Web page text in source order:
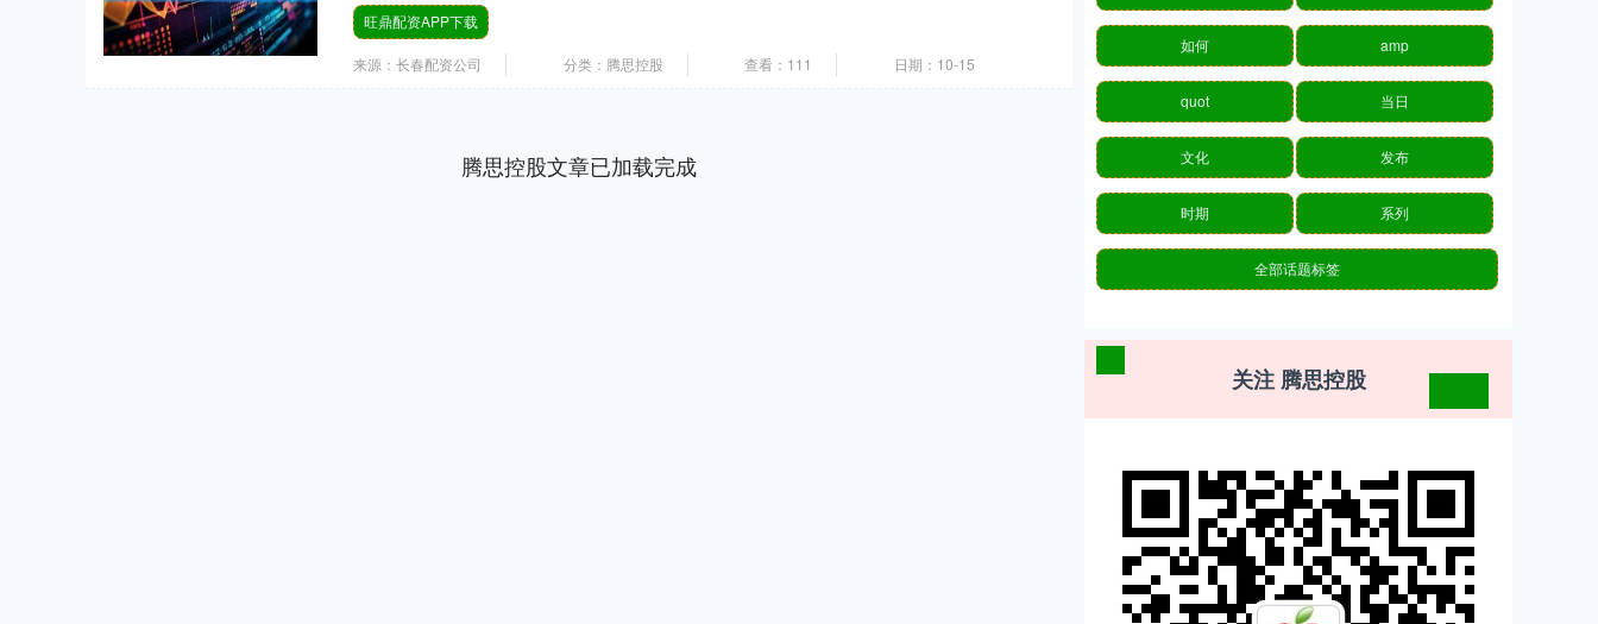
旺鼎配资APP下载
来源：长春配资公司 分类：腾思控股 查看：111 日期：10-15
腾思控股文章已加载完成
如何 amp
quot 当日
文化 发布
时期 系列
全部话题标签
关注 腾思控股